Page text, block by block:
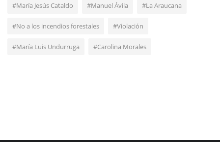
#María Jesús Cataldo #Manuel Ávila #La Araucana
#No a los incendios forestales #Violación
#María Luis Undurruga #Carolina Morales